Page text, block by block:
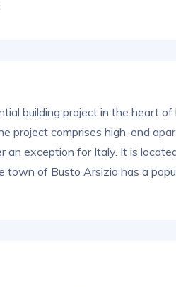
building project in the heart
project comprises high-end
an exception for Italy. It is
of Busto Arsizio has a